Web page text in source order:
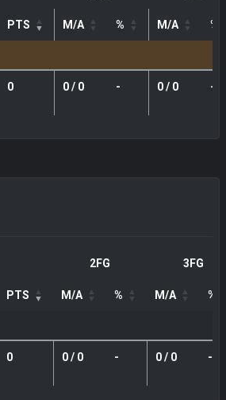
PTS M/A % M/A %
0 0 / 0 - 0 / 0 -
2FG 3FG
PTS M/A % M/A %
0 0 / 0 - 0 / 0 -